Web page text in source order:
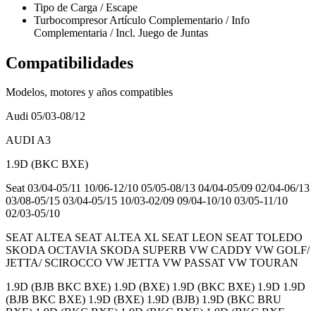
Tipo de Carga / Escape
Turbocompresor Artículo Complementario / Info
Complementaria / Incl. Juego de Juntas
Compatibilidades
Modelos, motores y años compatibles
Audi 05/03-08/12
AUDI A3
1.9D (BKC BXE)
Seat03/04-05/11 10/06-12/10 05/05-08/13 04/04-05/09 02/04-06/13
03/08-05/15 03/04-05/15 10/03-02/09 09/04-10/10 03/05-11/10
02/03-05/10
SEAT ALTEA SEAT ALTEA XL SEAT LEON SEAT TOLEDO
SKODA OCTAVIA SKODA SUPERB VW CADDY VW GOLF/
JETTA/ SCIROCCO VW JETTA VW PASSAT VW TOURAN
1.9D (BJB BKC BXE) 1.9D (BXE) 1.9D (BKC BXE) 1.9D 1.9D
(BJB BKC BXE) 1.9D (BXE) 1.9D (BJB) 1.9D (BKC BRU